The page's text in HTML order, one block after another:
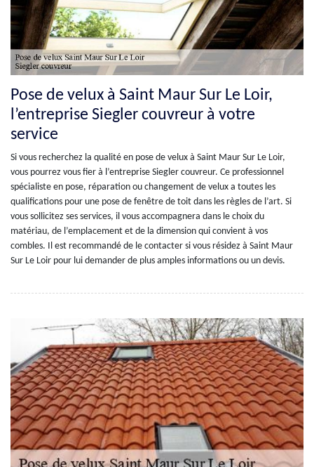
Pose de velux à Saint Maur Sur Le Loir,
l’entreprise Siegler couvreur à votre
service
Si vous recherchez la qualité en pose de velux à Saint Maur Sur Le Loir,
vous pourrez vous fier à l’entreprise Siegler couvreur. Ce professionnel
spécialiste en pose, réparation ou changement de velux a toutes les
qualifications pour une pose de fenêtre de toit dans les règles de l’art. Si
vous sollicitez ses services, il vous accompagnera dans le choix du
matériau, de l’emplacement et de la dimension qui convient à vos
combles. Il est recommandé de le contacter si vous résidez à Saint Maur
Sur Le Loir pour lui demander de plus amples informations ou un devis.